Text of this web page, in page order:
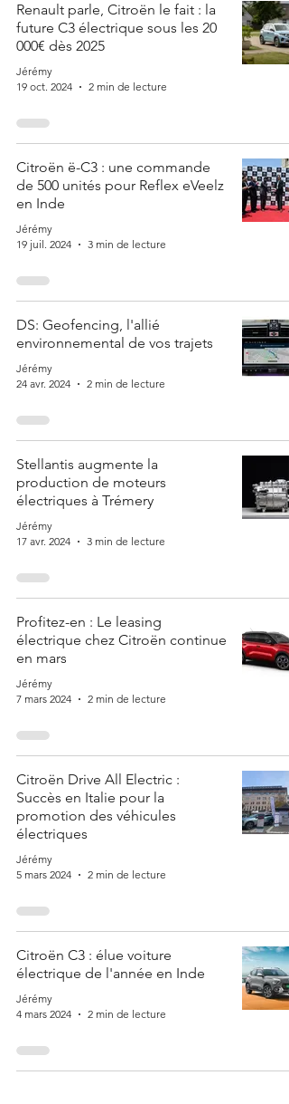
Renault parle, Citroën le fait : la
future C3 électrique sous les 20
000€ dès 2025
Jérémy
19 oct. 2024
2 min de lecture
Citroën ë-C3 : une commande
de 500 unités pour Reflex eVeelz
en Inde
Jérémy
19 juil. 2024
3 min de lecture
DS: Geofencing, l'allié
environnemental de vos trajets
Jérémy
24 avr. 2024
2 min de lecture
Stellantis augmente la
production de moteurs
électriques à Trémery
Jérémy
17 avr. 2024
3 min de lecture
Profitez-en : Le leasing
électrique chez Citroën continue
en mars
Jérémy
7 mars 2024
2 min de lecture
Citroën Drive All Electric :
Succès en Italie pour la
promotion des véhicules
électriques
Jérémy
5 mars 2024
2 min de lecture
Citroën C3 : élue voiture
électrique de l'année en Inde
Jérémy
4 mars 2024
2 min de lecture